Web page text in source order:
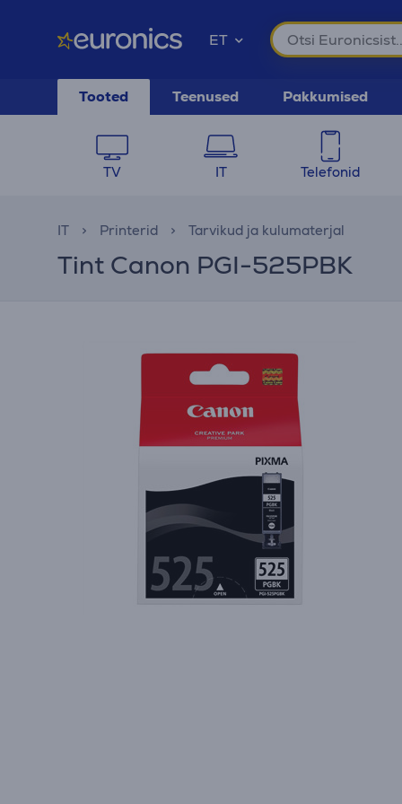
ET
Tooted Teenused Pakkumised
TV IT Telefonid
IT Printerid Tarvikud ja kulumaterjal
Tint Canon PGI-525PBK